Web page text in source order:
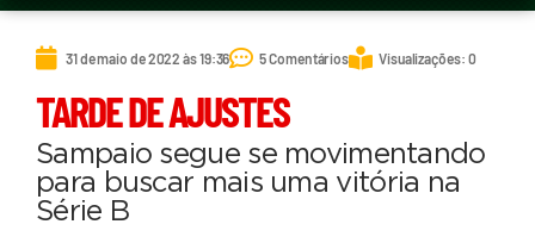
31 de maio de 2022 às 19:36 5 Comentários Visualizações: 0
TARDE DE AJUSTES
Sampaio segue se movimentando
para buscar mais uma vitória na
Série B